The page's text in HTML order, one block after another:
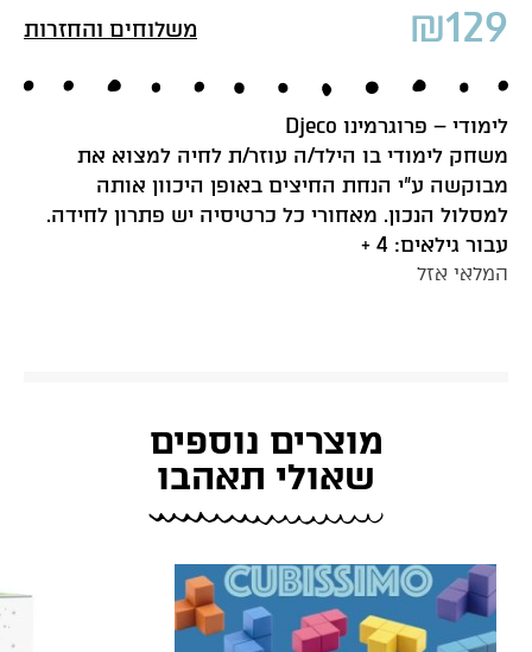
₪129 משלוחים והחזרות
לימודי – פרוגרמינו Djeco
משחק לימודי בו הילד/ה עוזר/ת לחיה למצוא את
מבוקשה ע”י הנחת החיצים באופן היכוון אותה
למסלול הנכון. מאחורי כל כרטיסיה יש פתרון לחידה.
עבור גילאים: 4 +
המלאי אזל
מוצרים נוספים
שאולי תאהבו